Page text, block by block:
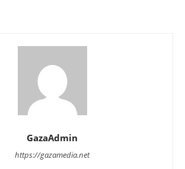
GazaAdmin
https://gazamedia.net